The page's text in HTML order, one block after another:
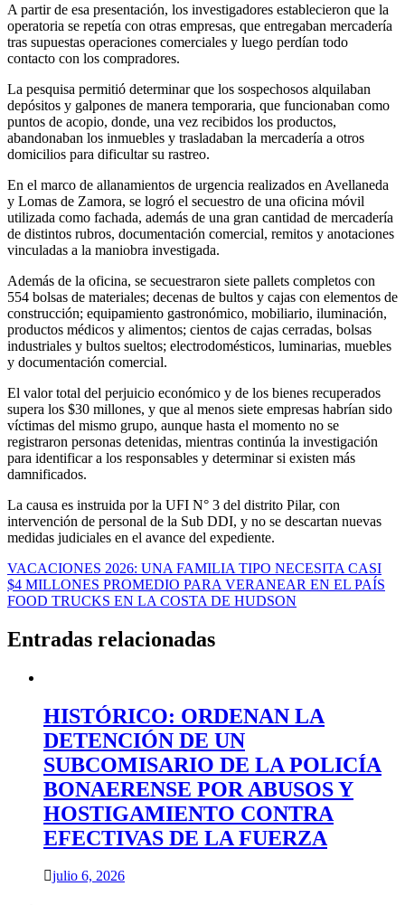
A partir de esa presentación, los investigadores establecieron que la
operatoria se repetía con otras empresas, que entregaban mercadería
tras supuestas operaciones comerciales y luego perdían todo
contacto con los compradores.
La pesquisa permitió determinar que los sospechosos alquilaban
depósitos y galpones de manera temporaria, que funcionaban como
puntos de acopio, donde, una vez recibidos los productos,
abandonaban los inmuebles y trasladaban la mercadería a otros
domicilios para dificultar su rastreo.
En el marco de allanamientos de urgencia realizados en Avellaneda
y Lomas de Zamora, se logró el secuestro de una oficina móvil
utilizada como fachada, además de una gran cantidad de mercadería
de distintos rubros, documentación comercial, remitos y anotaciones
vinculadas a la maniobra investigada.
Además de la oficina, se secuestraron siete pallets completos con
554 bolsas de materiales; decenas de bultos y cajas con elementos de
construcción; equipamiento gastronómico, mobiliario, iluminación,
productos médicos y alimentos; cientos de cajas cerradas, bolsas
industriales y bultos sueltos; electrodomésticos, luminarias, muebles
y documentación comercial.
El valor total del perjuicio económico y de los bienes recuperados
supera los $30 millones, y que al menos siete empresas habrían sido
víctimas del mismo grupo, aunque hasta el momento no se
registraron personas detenidas, mientras continúa la investigación
para identificar a los responsables y determinar si existen más
damnificados.
La causa es instruida por la UFI N° 3 del distrito Pilar, con
intervención de personal de la Sub DDI, y no se descartan nuevas
medidas judiciales en el avance del expediente.
Navegación
de
VACACIONES 2026: UNA FAMILIA TIPO NECESITA CASI
$4 MILLONES PROMEDIO PARA VERANEAR EN EL PAÍS
FOOD TRUCKS EN LA COSTA DE HUDSON
Entradas relacionadas
HISTÓRICO: ORDENAN LA
DETENCIÓN DE UN
SUBCOMISARIO DE LA POLICÍA
BONAERENSE POR ABUSOS Y
HOSTIGAMIENTO CONTRA
EFECTIVAS DE LA FUERZA
julio 6, 2026